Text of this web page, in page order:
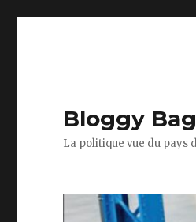
Bloggy Bag
La politique vue du pays